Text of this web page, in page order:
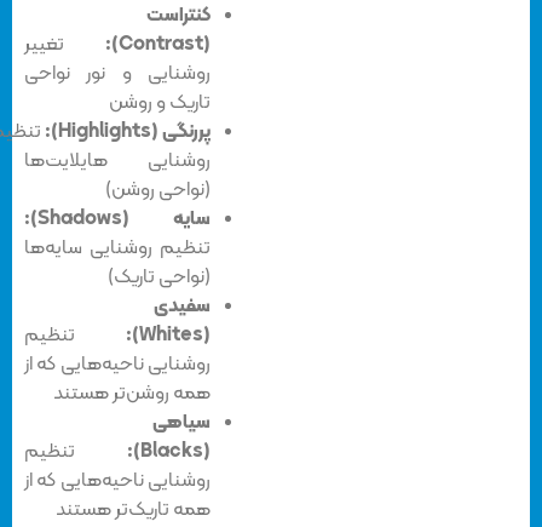
کنتراست
تغییر
روشنایی و نور نواحی
تاریک و روشن
پررنگی(Highlights):
تنظیم
روشنایی‌ هایلایت‌ها
(نواحی روشن)
سایه (Shadows):
تنظیم روشنایی سایه‌ها
(نواحی تاریک)
سفیدی
تنظیم
روشنایی ناحیه‌هایی که از
همه روشن‌تر هستند
سیاهی
تنظیم
روشنایی ناحیه‌هایی که از
همه تاریک‌تر هستند